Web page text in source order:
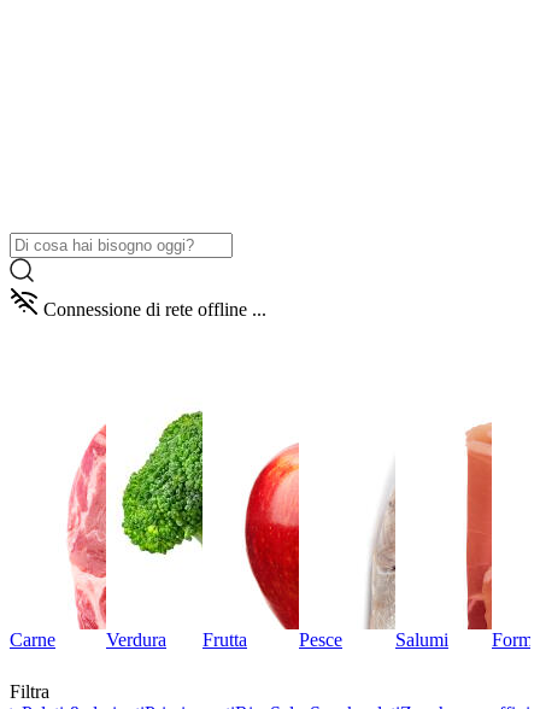
Connessione di rete offline ...
Carne Verdura Frutta Pesce Salumi
Filtra